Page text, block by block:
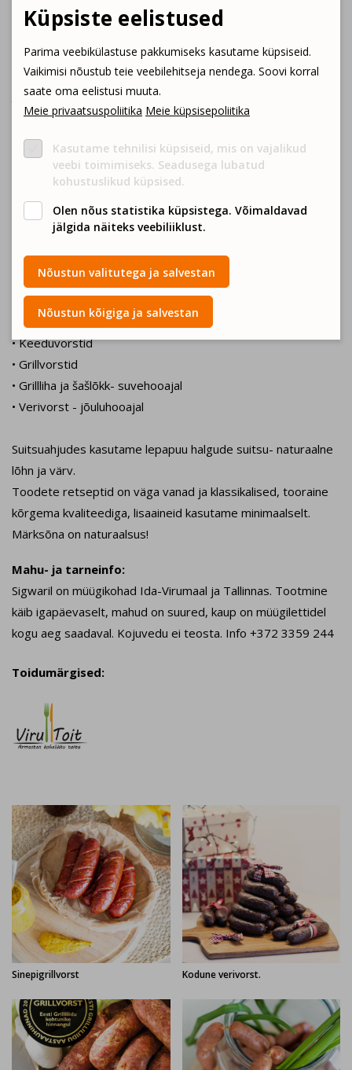
Küpsiste eelistused
Parima veebikülastuse pakkumiseks kasutame küpsiseid.
Vaikimisi nõustub teie veebilehitseja nendega. Soovi korral
saate oma eelistusi muuta.
Meie privaatsuspoliitika Meie küpsisepoliitika
Kasutame tehnilisi küpsiseid, mis on vajalikud
veebi toimimiseks. Seadusega lubatud
kohustuslikud küpsised.
Olen nõus statistika küpsistega. Võimaldavad
jälgida näiteks veebiliiklust.
Nõustun valitutega ja salvestan
Nõustun kõigiga ja salvestan
käes: sigadele kasvatame sööda ise, väärindame sealiha
vorstide ja sinkide näol, tegeleme ise müügiga.
Hoolitseme, et Eesti maa oleks haritud, inimestel oleks
maapiirkonnas tööd, et meie tegevus ja tootmine oleks aus
ja jätkusuutlik. Tegutseme tulevikuinvesteeringute nimel,
väärindades olemasolevat.
Millist toodangut pakume?
Sinepigrillvorst Kodune verivorst.
Lihatooted
• Värske jahutatud sealiha (tooteid ei külmutata!)
• Täissuitsuvorstid
• Poolsuitsuvorstid
• Keeduvorstid
• Grillvorstid
• Grillliha ja šašlõkk- suvehooajal
• Verivorst - jõuluhooajal
Suitsuahjudes kasutame lepapuu halgude suitsu- naturaalne
lõhn ja värv.
Toodete retseptid on väga vanad ja klassikalised, tooraine
kõrgema kvaliteediga, lisaaineid kasutame minimaalselt.
Märksõna on naturaalsus!
Mahu- ja tarneinfo:
Sigwaril on müügikohad Ida-Virumaal ja Tallinnas. Tootmine
käib igapäevaselt, mahud on suured, kaup on müügilettidel
kogu aeg saadaval. Kojuvedu ei teosta. Info +372 3359 244
Toidumärgised: